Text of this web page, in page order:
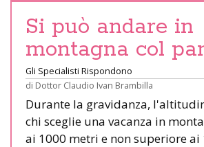
Si può andare in
montagna col
Gli Specialisti Rispondono
di Dottor Claudio Ivan Brambilla
Durante la gravidanza,
chi sceglie una vacanza in
ai 1000 metri e non superiore ai